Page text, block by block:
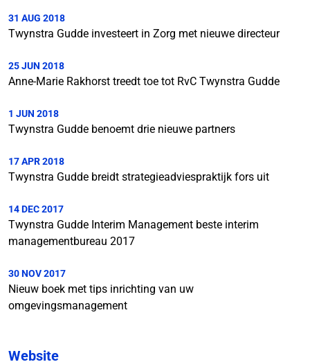
31 AUG 2018
Twynstra Gudde investeert in Zorg met nieuwe directeur
25 JUN 2018
Anne-Marie Rakhorst treedt toe tot RvC Twynstra Gudde
1 JUN 2018
Twynstra Gudde benoemt drie nieuwe partners
17 APR 2018
Twynstra Gudde breidt strategieadviespraktijk fors uit
14 DEC 2017
Twynstra Gudde Interim Management beste interim
managementbureau 2017
30 NOV 2017
Nieuw boek met tips inrichting van uw
omgevingsmanagement
Website